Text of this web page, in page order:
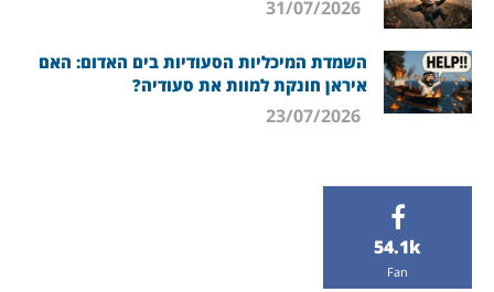
השמדת המיכליות הסעודיות בים האדום: האם
איראן חונקת למוות את סעודיה?
54.1k
Fan